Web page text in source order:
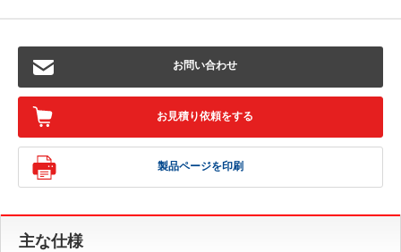
お問い合わせ
お見積り依頼をする
製品ページを印刷
主な仕様